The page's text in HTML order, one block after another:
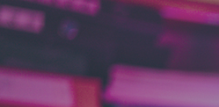
Saltar
al